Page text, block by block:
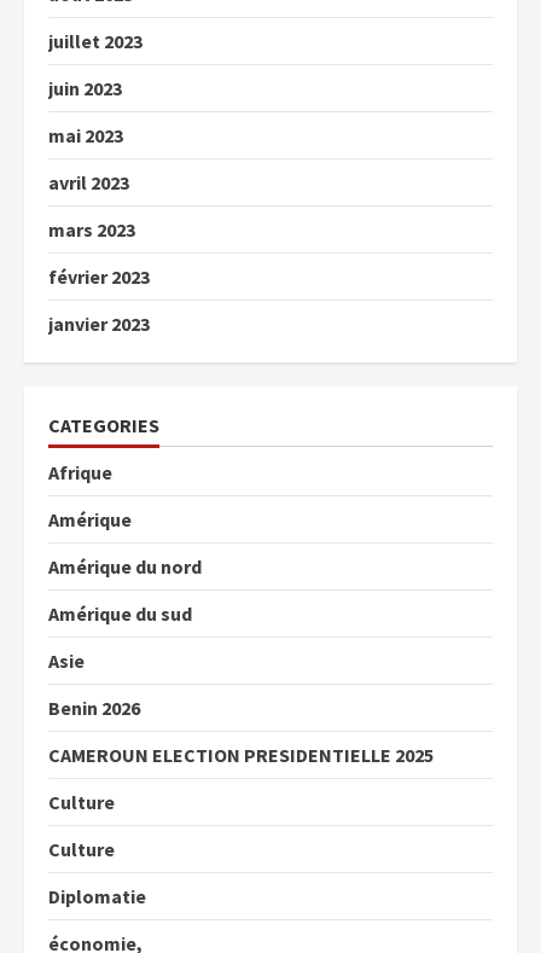
juillet 2023
juin 2023
mai 2023
avril 2023
mars 2023
février 2023
janvier 2023
CATEGORIES
Afrique
Amérique
Amérique du nord
Amérique du sud
Asie
Benin 2026
CAMEROUN ELECTION PRESIDENTIELLE 2025
Culture
Culture
Diplomatie
économie,